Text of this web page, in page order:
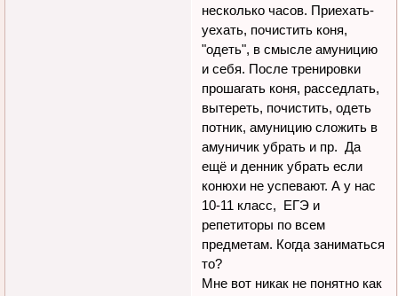
несколько часов. Приехать-
уехать, почистить коня,
"одеть", в смысле амуницию
и себя. После тренировки
прошагать коня, расседлать,
вытереть, почистить, одеть
потник, амуницию сложить в
амуничик убрать и пр. Да
ещё и денник убрать если
конюхи не успевают. А у нас
10-11 класс, ЕГЭ и
репетиторы по всем
предметам. Когда заниматься
то?
Мне вот никак не понятно как